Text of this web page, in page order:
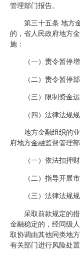
管理部门报告。
第三十五条 地方金
的，省人民政府地方
施：
（一）责令暂停增
（二）责令暂停部
（三）限制资金运
（四）法律法规规
地方金融组织的业
府地方金融监督管理
（一）依法扣押财
（二）指导开展市
（三）法律法规规
采取前款规定的措
金融稳定的，经同级
取协调由其他同类地
有关部门进行风险处置